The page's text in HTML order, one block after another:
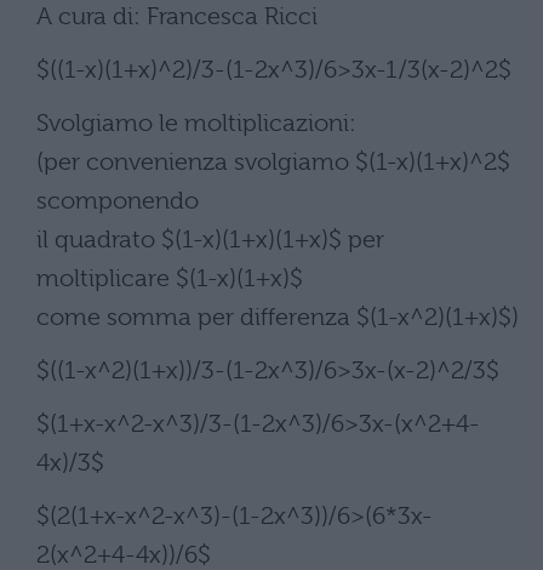
A cura di: Francesca Ricci
$((1-x)(1+x)^2)/3-(1-2x^3)/6>3x-1/3(x-2)^2$
Svolgiamo le moltiplicazioni:
(per convenienza svolgiamo $(1-x)(1+x)^2$
scomponendo
il quadrato $(1-x)(1+x)(1+x)$ per
moltiplicare $(1-x)(1+x)$
come somma per differenza $(1-x^2)(1+x)$)
$((1-x^2)(1+x))/3-(1-2x^3)/6>3x-(x-2)^2/3$
$(1+x-x^2-x^3)/3-(1-2x^3)/6>3x-(x^2+4-
4x)/3$
$(2(1+x-x^2-x^3)-(1-2x^3))/6>(6*3x-
2(x^2+4-4x))/6$